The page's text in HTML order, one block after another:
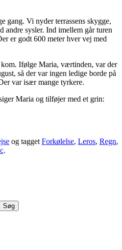
gang. Vi nyder terrassens skygge,
andre sysler. Ind imellem går turen
er godt 600 meter hver vej med
Ifølge Maria, værtinden, var der
så der var ingen ledige borde på
var især mange tyrkere.
Maria og tilføjer med et grin:
og tagget Forkølelse, Leros, Regn,
.